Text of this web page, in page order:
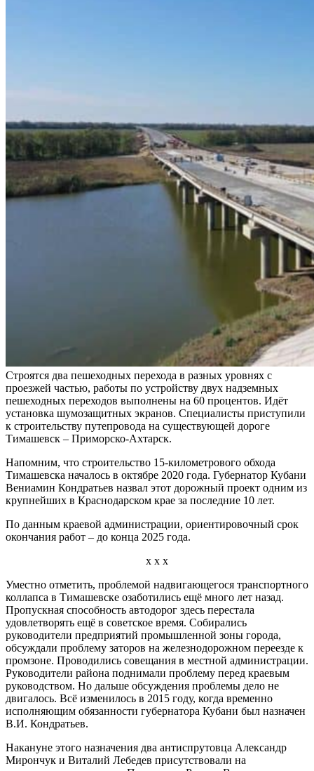
Строятся два пешеходных перехода в разных уровнях с
проезжей частью, работы по устройству двух надземных
пешеходных переходов выполнены на 60 процентов. Идёт
установка шумозащитных экранов. Специалисты приступили
к строительству путепровода на существующей дороге
Тимашевск – Приморско-Ахтарск.
Напомним, что строительство 15-километрового обхода
Тимашевска началось в октябре 2020 года. Губернатор Кубани
Вениамин Кондратьев назвал этот дорожный проект одним из
крупнейших в Краснодарском крае за последние 10 лет.
По данным краевой администрации, ориентировочный срок
окончания работ – до конца 2025 года.
х х х
Уместно отметить, проблемой надвигающегося транспортного
коллапса в Тимашевске озаботились ещё много лет назад.
Пропускная способность автодорог здесь перестала
удовлетворять ещё в советское время. Собирались
руководители предприятий промышленной зоны города,
обсуждали проблему заторов на железнодорожном переезде к
промзоне. Проводились совещания в местной администрации.
Руководители района поднимали проблему перед краевым
руководством. Но дальше обсуждения проблемы дело не
двигалось. Всё изменилось в 2015 году, когда временно
исполняющим обязанности губернатора Кубани был назначен
В.И. Кондратьев.
Накануне этого назначения два антиспрутовца Александр
Мирончук и Виталий Лебедев присутствовали на